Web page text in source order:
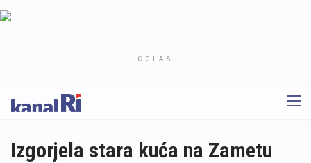
OGLAS
Izgorjela stara kuća na Zametu